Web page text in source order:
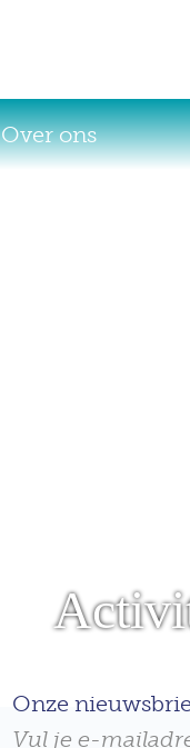
Over ons
Onze
Vul je e-